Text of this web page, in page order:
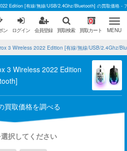
Edition [有線/無線/USB/2.4Ghz/Bluetooth] の買取価格 -
ン ログイン 会員登録 買取検索
0
買取カート MENU
3 Wireless 2022 Edition [有線/無線/USB/2.4Ghz/
3 Wireless 2022 Edition
買取価格を調べる
択してください